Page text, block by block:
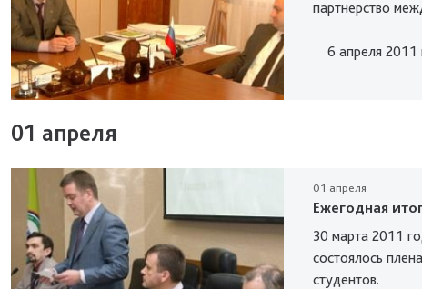
партнерство
6 апреля 2011
01 апреля
01 апреля
Ежегодная
30 марта 2011
состоялось
студентов.